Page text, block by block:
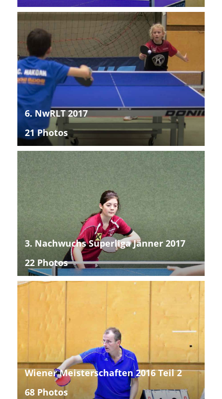
6. NwRLT 2017
21 Photos
3. Nachwuchs Superliga Jänner 2017
22 Photos
Wiener Meisterschaften 2016 Teil 2
68 Photos